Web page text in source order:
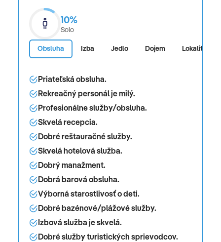
10%
Solo
Obsluha Izba Jedlo Dojem Lokalita
Priateľská obsluha.
Rekreačný personál je milý.
Profesionálne služby/obsluha.
Skvelá recepcia.
Dobré reštauračné služby.
Skvelá hotelová služba.
Dobrý manažment.
Dobrá barová obsluha.
Výborná starostlivosť o deti.
Dobré bazénové/plážové služby.
Izbová služba je skvelá.
Dobré služby turistických sprievodcov.